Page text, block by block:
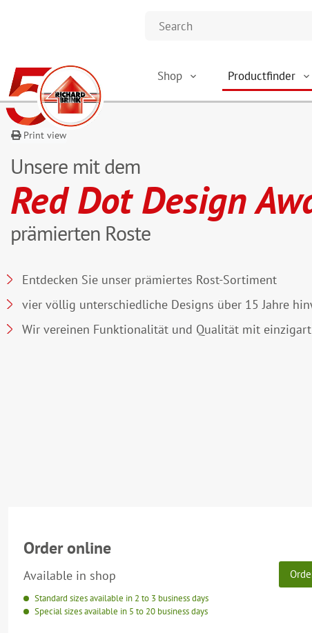
Shop Productfinder
Print view
Unsere mit dem
Red Dot Design
prämierten Roste
Entdecken Sie unser prämiertes Rost-Sortiment
vier völlig unterschiedliche Designs über 15 Jahre
Wir vereinen Funktionalität und Qualität mit
Order online
Available in shop
Standard sizes available in 2 to 3 business days
Special sizes available in 5 to 20 business days